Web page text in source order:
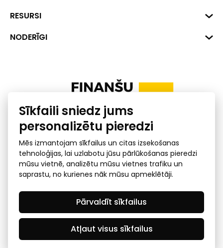
1045
+371 287 18175
Reģ. Nr. 40008002175
Banka: SEB Banka
RESURSI
Dati
Uzņēmumu kredītspējas kalkulators
NODERĪGI
Ombuds
pieprasījums
© 2026 Latvijas Finanšu nozares asociācija - visas tiesības
rezervētas
Created by Mediapark
Sīkfaili sniedz jums
personalizētu pieredzi
Mēs izmantojam sīkfailus un citas izsekošanas
tehnoloģijas, lai uzlabotu jūsu pārlūkošanas pieredzi
mūsu vietnē, analizētu mūsu vietnes trafiku un
saprastu, no kurienes nāk mūsu apmeklētāji.
Atļaut visus sīkfailus
Pārvaldīt sīkfailus